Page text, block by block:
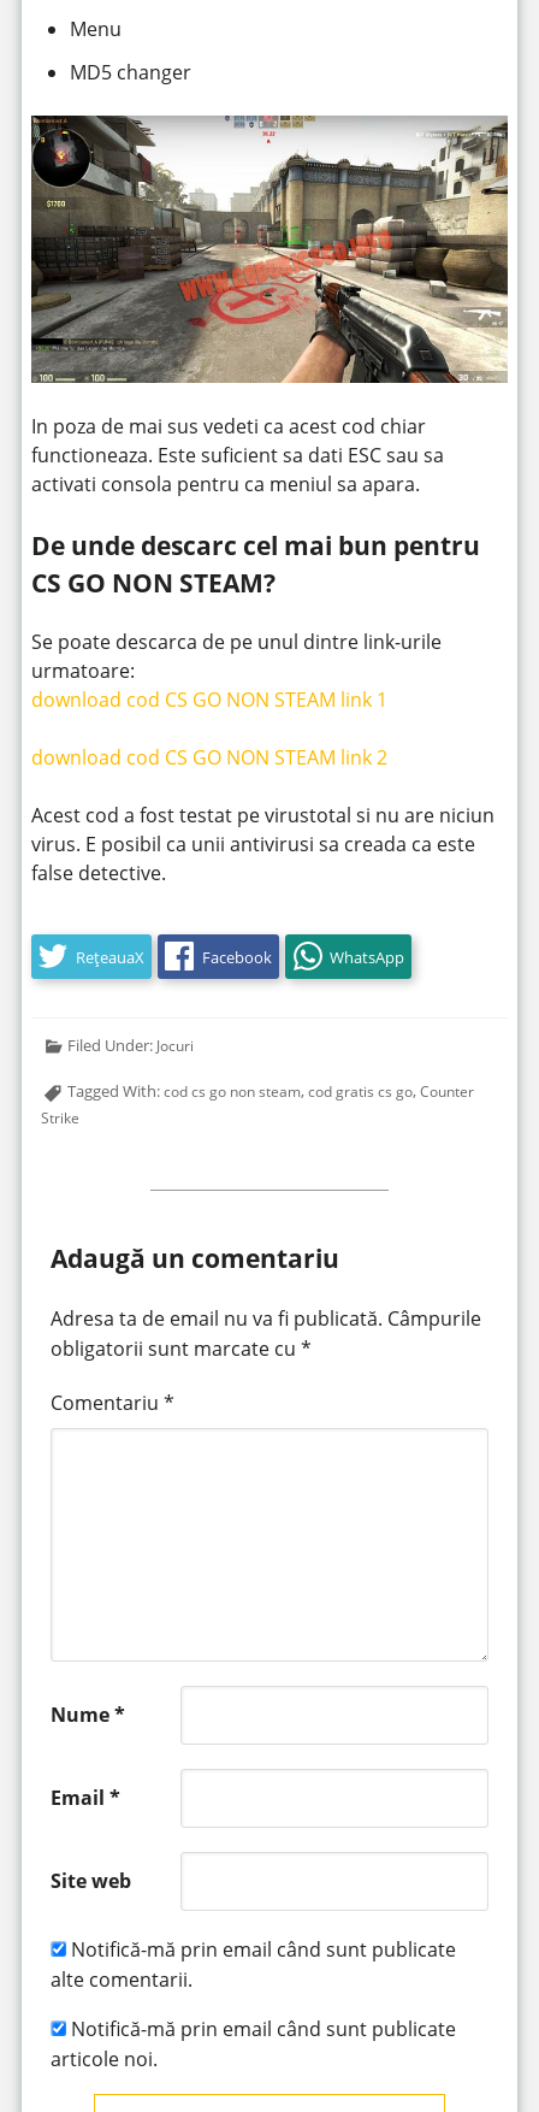
Menu
MD5 changer
In poza de mai sus vedeti ca acest cod chiar
functioneaza. Este suficient sa dati ESC sau sa
activati consola pentru ca meniul sa apara.
De unde descarc cel mai bun pentru
CS GO NON STEAM?
Se poate descarca de pe unul dintre link-urile
urmatoare:
download cod CS GO NON STEAM link 1
download cod CS GO NON STEAM link 2
Acest cod a fost testat pe virustotal si nu are niciun
virus. E posibil ca unii antivirusi sa creada ca este
false detective.
RețeauaX Facebook WhatsApp
Filed Under: Jocuri
Tagged With:cod cs go non steam,cod gratis cs go,Counter
Strike
Adaugă un comentariu
Adresa ta de email nu va fi publicată. Câmpurile
obligatorii sunt marcate cu *
Comentariu *
Nume*
Email *
Site web
Notifică-mă prin email când sunt publicate
alte comentarii.
Notifică-mă prin email când sunt publicate
articole noi.